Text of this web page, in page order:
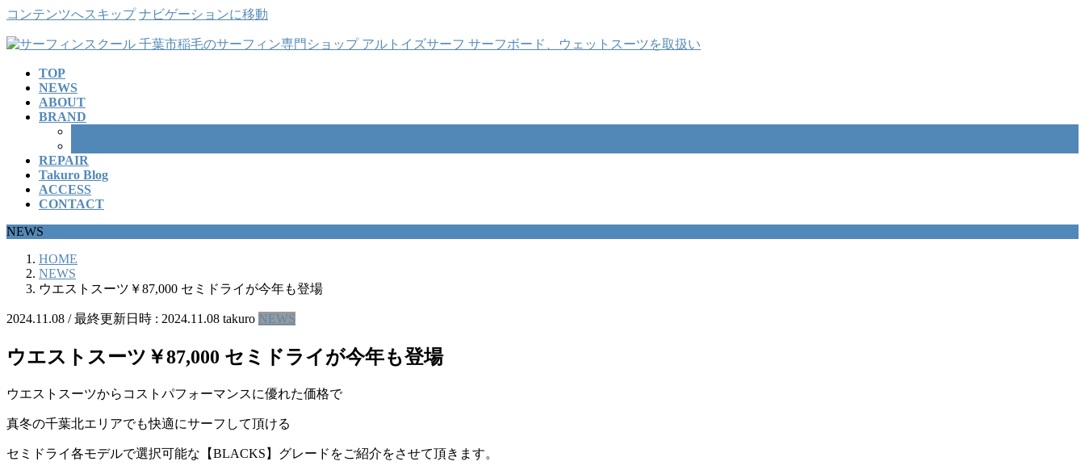
コンテンツへスキップ ナビゲーションに移動
TOP
NEWS
ABOUT
BRAND
REPAIR
Takuro Blog
ACCESS
CONTACT
NEWS
HOME
NEWS
ウエストスーツ￥87,000 セミドライが今年も登場
2024.11.08 / 最終更新日時 : 2024.11.08 takuro NEWS
ウエストスーツ￥87,000 セミドライが今年も登場
ウエストスーツからコストパフォーマンスに優れた価格で
真冬の千葉北エリアでも快適にサーフして頂ける
セミドライ各モデルで選択可能な【BLACKS】グレードをご紹介をさせて頂きます。